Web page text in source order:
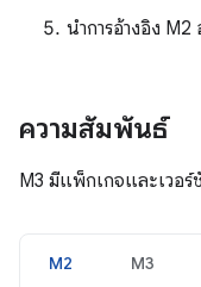
นำการอ้างอิง M2
ความสัมพันธ์
M3 มีแพ็กเกจและเวอ
M2 M3